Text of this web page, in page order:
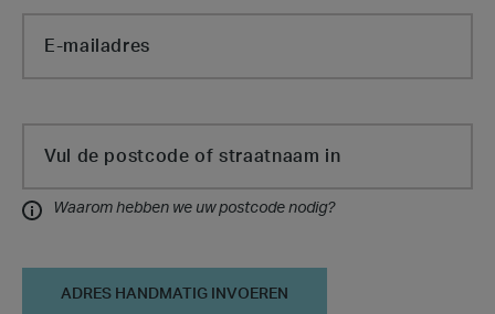
E-mailadres
Cabin Type
Vul de postcode of straatnaam in
Waarom hebben we uw postcode nodig?
ADRES HANDMATIG INVOEREN